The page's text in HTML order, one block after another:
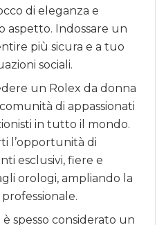
di eleganza e
aspetto. Indossare un
più sicura e a tuo
sociali.
un Rolex da donna
di appassionati
in tutto il mondo.
l’opportunità di
esclusivi, fiere e
orologi, ampliando la
è spesso considerato un